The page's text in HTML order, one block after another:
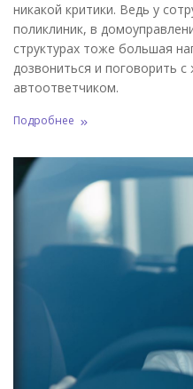
никакой критики. Ведь у
поликлиник, в
структурах тоже большая
дозвониться и поговорить
автоответчиком.
Подробнее